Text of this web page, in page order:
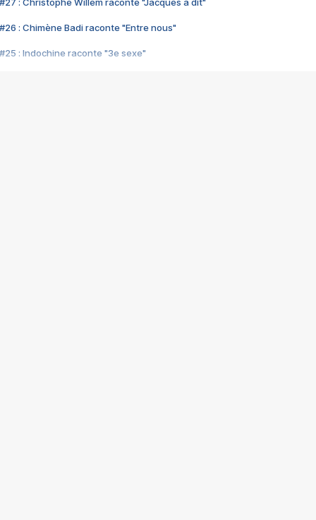
#26 : Chimène Badi raconte "Entre nous"
#25 : Indochine raconte "3e sexe"